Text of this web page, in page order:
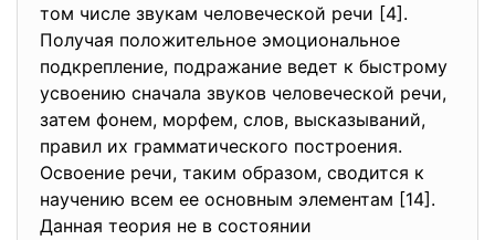
том числе звукам человеческой речи [4].
Получая положительное эмоциональное
подкрепление, подражание ведет к быстрому
усвоению сначала звуков человеческой речи,
затем фонем, морфем, слов, высказываний,
правил их грамматического построения.
Освоение речи, таким образом, сводится к
научению всем ее основным элементам [14].
Данная теория не в состоянии